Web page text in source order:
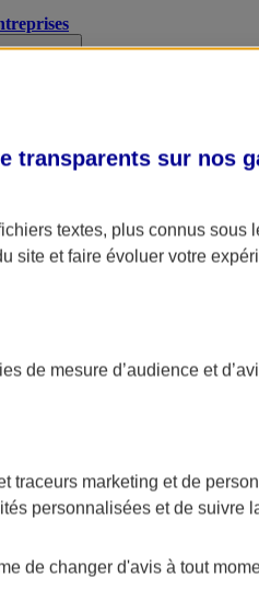
!
transparents sur nos
textes, plus connus sous
site et faire évoluer votre
de mesure d’audience et
traceurs marketing et de
personnalisées et de suivre
de changer d'avis à tout